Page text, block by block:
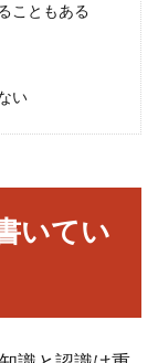
位置にある窓に
貼られていること
？
用語の定義の中
という言葉がありま
こともある
い
いてい